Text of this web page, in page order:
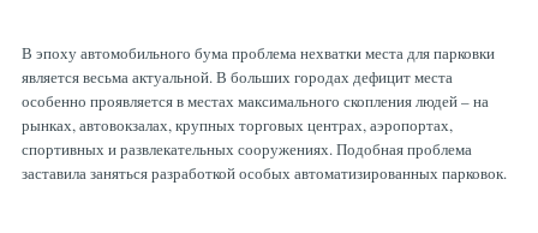
В эпоху автомобильного бума проблема нехватки места для парковки
является весьма актуальной. В больших городах дефицит места
особенно проявляется в местах максимального скопления людей – на
рынках, автовокзалах, крупных торговых центрах, аэропортах,
спортивных и развлекательных сооружениях. Подобная проблема
заставила заняться разработкой особых автоматизированных парковок.